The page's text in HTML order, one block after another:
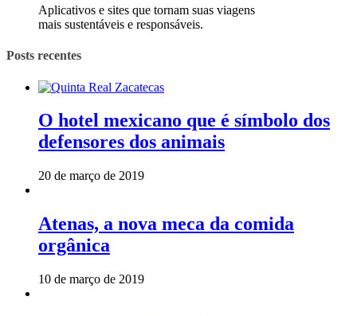
Aplicativos e sites que tornam suas viagens
mais sustentáveis e responsáveis.
Posts recentes
O hotel mexicano que é símbolo dos
defensores dos animais
20 de março de 2019
Atenas, a nova meca da comida
orgânica
10 de março de 2019